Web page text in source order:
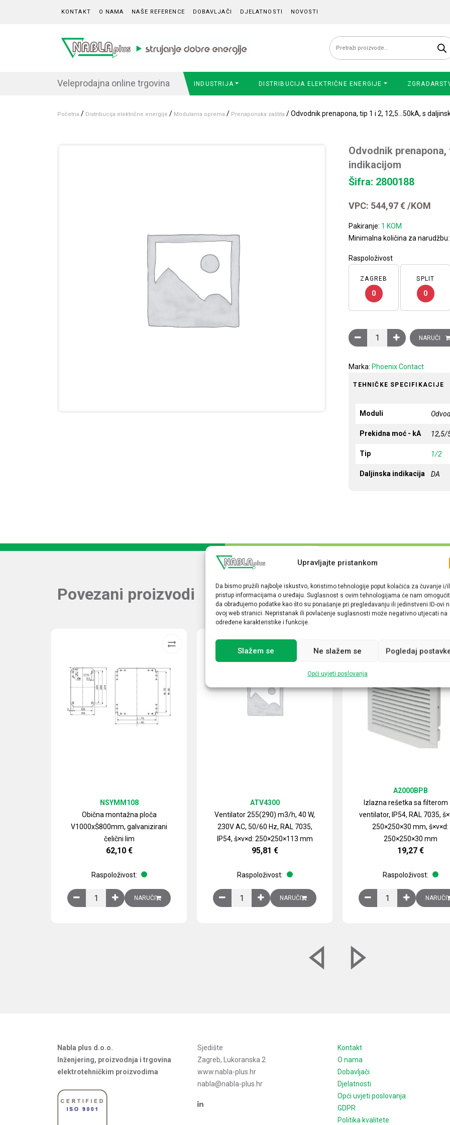
Upravljajte pristankom
Da bismo pružili najbolje iskustvo, koristimo tehnologije poput kolačića za čuvanje i/
pristup informacijama o uređaju. Suglasnost s ovim tehnologijama će nam
da obrađujemo podatke kao što su ponašanje pri pregledavanju ili jedinstveni ID-ovi
ovoj web stranici. Nepristanak ili povlačenje suglasnosti može negativno utjecati na
određene karakteristike i funkcije.
Slažem se Ne slažem se Pogledaj
Opći uvjeti poslovanja
KONTAKT O NAMA NAŠE REFERENCE DOBAVLJAČI DJELATNOSTI NOVOSTI
Pretraži:
Veleprodajna online trgovina INDUSTRIJA DISTRIBUCIJA ELEKTRIČNE ENERGIJE
Početna / Distribucija električne energije / Modularna oprema / Prenaponska zaštita / Odvodnik prenapona, tip 1 i 2, 12,5…50kA, s
Odvodnik
indikacijom
Šifra: 2800188
VPC: 544,97€ /KOM
Pakiranje: 1 KOM
Minimalna količina za narudžbu:
Raspoloživost
ZAGREB
0
SPLIT
0
Odvodnik prenapona, tip
NARUČI
Marka: Phoenix Contact
TEHNIČKE SPECIFIKACIJE
Moduli
Prekidna moć - kA 12,5/
Tip 1/2
Daljinska indikacija DA
Povezani proizvodi
Obična montažna ploča
V1000xŠ800mm, galvanizirani
čelični lim
NSYMM108
62,10 €
Raspoloživost:
Obična montažna ploča V1000xŠ800mm, galvanizirani čelični lim količina
NARUČI
Ventilator 255(290) m3/h, 40 W,
230V AC, 50/60 Hz, RAL 7035,
IP54, š×v×d: 250×250×113 mm
ATV4300
95,81 €
Raspoloživost:
Ventilator 255(290) m3/h, 40 W, 230V AC, 50/60 Hz, RAL 7035,
NARUČI
Izlazna rešetka sa filterom
ventilator, IP54, RAL 7035,
250×250×30 mm, š×v×d:
250×250×30 mm
A2000BPB
19,27 €
Raspoloživost:
Izlazna rešetka saNARUČI
Nabla plus d.o.o.
Inženjering, proizvodnja i trgovina
elektrotehničkim proizvodima
Sjedište
Zagreb, Lukoranska 2
www.nabla-plus.hr
nabla@nabla-plus.hr
Kontakt
O nama
Dobavljači
Djelatnosti
Opći uvjeti poslovanja
GDPR
Politika kvalitete